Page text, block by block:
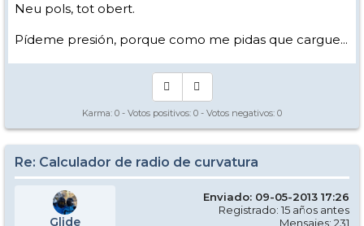
Neu pols, tot obert.
Pídeme presión, porque como me pidas que cargue...
Karma: 0 - Votos positivos: 0 - Votos negativos: 0
Re: Calculador de radio de curvatura
Glide
Enviado: 09-05-2013 17:26
Registrado: 15 años antes
Mensajes: 231